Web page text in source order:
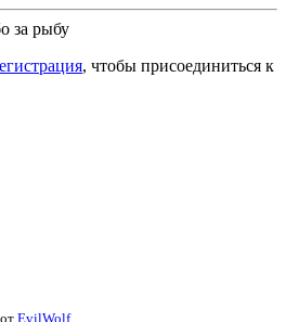
за рыбу
, чтобы присоединиться к
отEvilWolf